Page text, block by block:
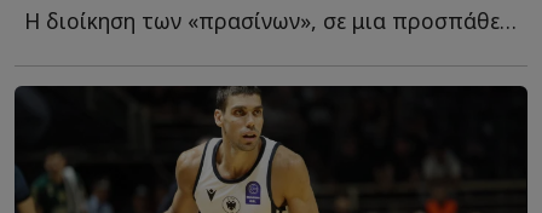
Η διοίκηση των «πρασίνων», σε μια προσπάθεια να επαναφέρει τ...